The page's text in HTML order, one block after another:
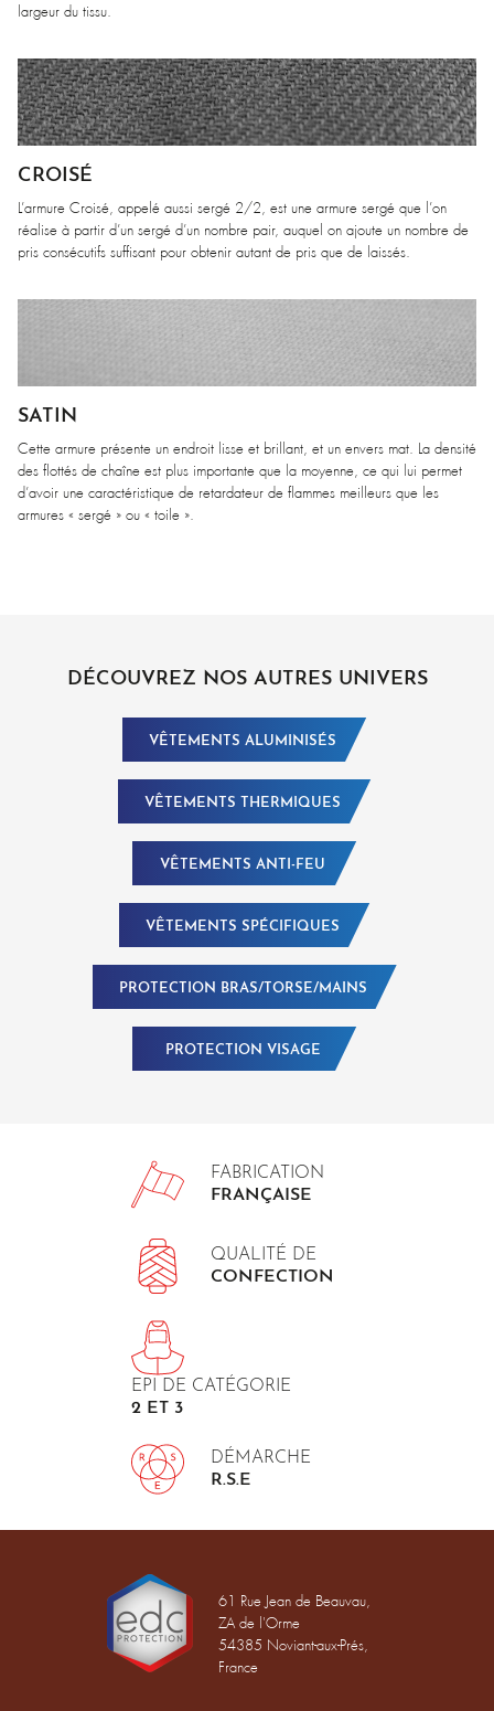
largeur du tissu.
CROISÉ
L’armure Croisé, appelé aussi sergé 2/2, est une armure sergé que l’on
réalise à partir d’un sergé d’un nombre pair, auquel on ajoute un nombre de
pris consécutifs suffisant pour obtenir autant de pris que de laissés.
SATIN
Cette armure présente un endroit lisse et brillant, et un envers mat. La densité
des flottés de chaîne est plus importante que la moyenne, ce qui lui permet
d’avoir une caractéristique de retardateur de flammes meilleurs que les
armures « sergé » ou « toile ».
DÉCOUVREZ NOS AUTRES UNIVERS
VÊTEMENTS ALUMINISÉS
VÊTEMENTS THERMIQUES
VÊTEMENTS ANTI-FEU
VÊTEMENTS SPÉCIFIQUES
PROTECTION BRAS/TORSE/MAINS
PROTECTION VISAGE
FABRICATION
FRANÇAISE
QUALITÉ DE
CONFECTION
EPI DE CATÉGORIE
2 ET 3
DÉMARCHE
R.S.E
61 Rue Jean de Beauvau,
ZA de l'Orme
54385 Noviant-aux-Prés,
France